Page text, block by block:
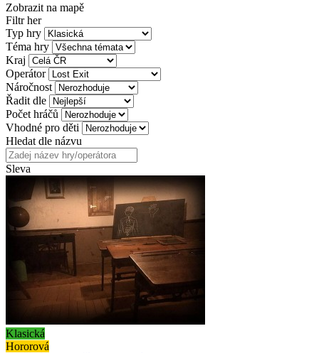
Zobrazit na mapě
Filtr her
Typ hry
Téma hry
Kraj
Operátor
Náročnost
Řadit dle
Počet hráčů
Vhodné pro děti
Hledat dle názvu
Sleva
Klasická
Hororová